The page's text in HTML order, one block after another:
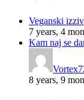
Veganski izziv
7 years, 4
Kam naj se
8 years, 9